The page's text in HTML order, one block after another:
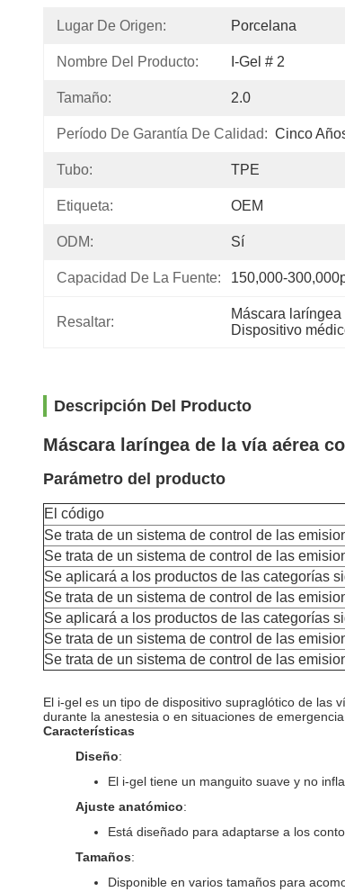
Lugar De Origen: Porcelana
Nombre Del Producto: I-Gel # 2
Tamaño: 2.0
Período De Garantía De Calidad: Cinco
Tubo: TPE
Etiqueta: OEM
ODM: Sí
Capacidad De La Fuente: 150,000-
Resaltar:
Máscara
Dispositivo
Descripción Del Producto
Máscara laríngea de la vía aérea
Parámetro del producto
El código
Se trata de un sistema de control de las
Se trata de un sistema de control de las
Se aplicará a los productos de las categorías
Se trata de un sistema de control de las
Se aplicará a los productos de las categorías
Se trata de un sistema de control de las
Se trata de un sistema de control de las
El i-gel es un tipo de dispositivo supraglótico de las
durante la anestesia o en situaciones de
Características
Diseño:
El i-gel tiene un manguito suave y no
Ajuste anatómico:
Está diseñado para adaptarse a los
Tamaños:
Disponible en varios tamaños para